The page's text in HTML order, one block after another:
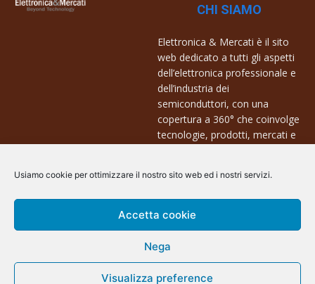
Usiamo cookie per ottimizzare il nostro sito web ed i nostri servizi.
Accetta cookie
Nega
Visualizza preference
CHI SIAMO
Elettronica & Mercati è il sito
web dedicato a tutti gli aspetti
dell’elettronica professionale e
dell’industria dei
semiconduttori, con una
copertura a 360° che coinvolge
tecnologie, prodotti, mercati e
Contatti:
info@arscommunication.it
@ArsCommunication 2023